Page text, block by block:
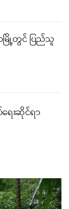
မြို့တွင် ပြည်သူ
ေးဆိုင်ရာ